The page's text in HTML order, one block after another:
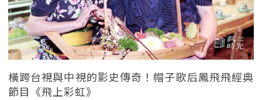
橫跨台視與中視的影史傳奇！帽子歌后鳳飛飛經典
節目《飛上彩虹》